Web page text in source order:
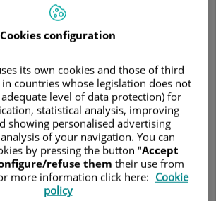
Buscar
la búsqueda
Santamaria Gadea
ESPECIALISTA
Cookies configuration
its own cookies and those of third
countries whose legislation does not
level of data protection) for
statistical analysis, improving
showing personalised advertising
of your navigation. You can
by pressing the button "Accept
refuse them their use from
more information click here: Cookie
policy